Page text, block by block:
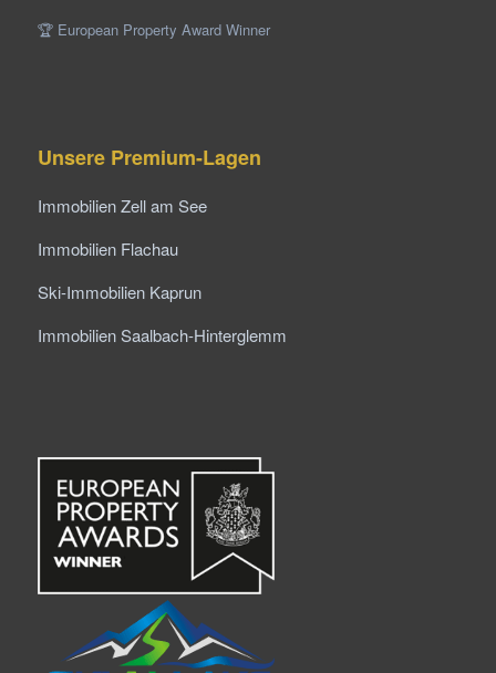
🏆 European Property Award Winner
Unsere Premium-Lagen
Immobilien Zell am See
Immobilien Flachau
Ski-Immobilien Kaprun
Immobilien Saalbach-Hinterglemm